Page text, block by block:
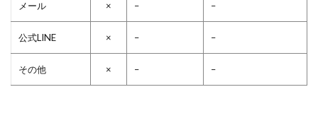
メール × – –
公式LINE × – –
その他 × – –